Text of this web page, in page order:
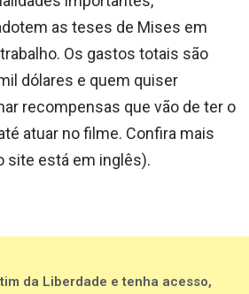
as teses de Mises em
Os gastos totais são
dólares e quem quiser
recompensas que vão de ter o
atuar no filme. Confira mais
site está em inglês).
da Liberdade e tenha acesso,